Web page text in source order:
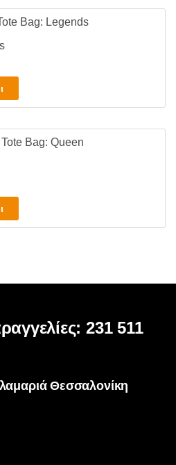
231 511
Θεσσαλονίκη